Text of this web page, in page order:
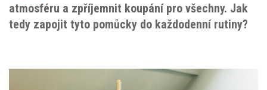
atmosféru a zpříjemnit koupání pro všechny. Jak
tedy zapojit tyto pomůcky do každodenní rutiny?